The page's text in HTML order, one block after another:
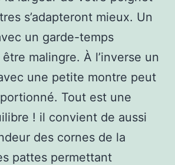
s’adapteront mieux. Un
un garde-temps
malingre. À l’inverse un
une petite montre peut
Tout est une
! il convient de aussi
des cornes de la
pattes permettant